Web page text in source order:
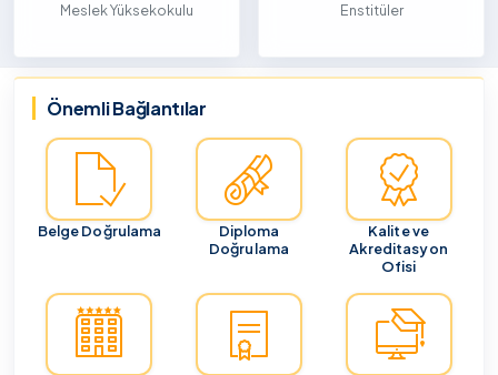
Meslek Yüksekokulu Enstitüler
Önemli Bağlantılar
Belge Doğrulama
Diploma
Doğrulama
Kalite ve
Akreditasyon
Ofisi